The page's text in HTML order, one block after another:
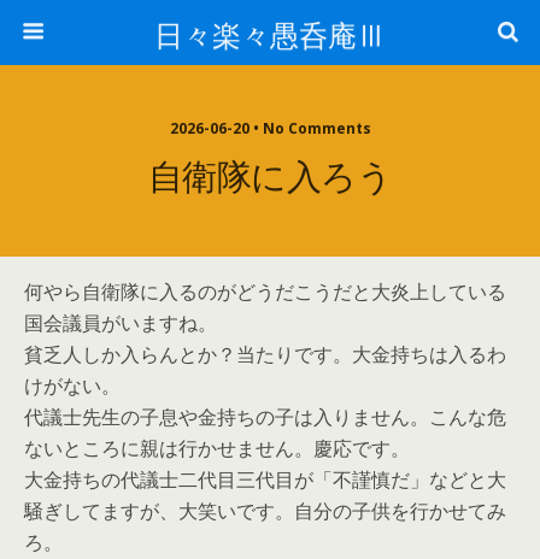
日々楽々愚呑庵Ⅲ
2026-06-20 • No Comments
自衛隊に入ろう
何やら自衛隊に入るのがどうだこうだと大炎上している
国会議員がいますね。
貧乏人しか入らんとか？当たりです。大金持ちは入るわ
けがない。
代議士先生の子息や金持ちの子は入りません。こんな危
ないところに親は行かせません。慶応です。
大金持ちの代議士二代目三代目が「不謹慎だ」などと大
騒ぎしてますが、大笑いです。自分の子供を行かせてみ
ろ。